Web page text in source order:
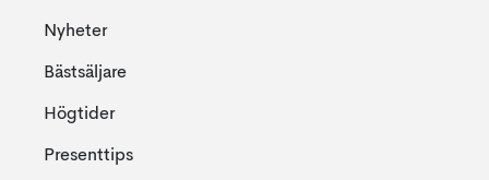
Nyheter
Bästsäljare
Högtider
Presenttips